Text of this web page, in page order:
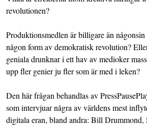
revolutionen?
Produktionsmedlen är billigare än
någon form av demokratisk revolution?
geniala drunknar i ett hav av medioker
upp fler genier ju fler som är med i leken?
Den här frågan behandlas av
som intervjuar några av världens mest
digitala eran, bland andra: Bill